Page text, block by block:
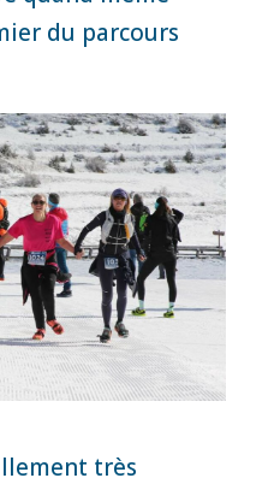
du parcours
très